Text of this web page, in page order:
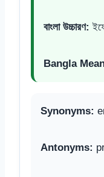
বাংলা উচ্চারণ:
Bangla
Synonyms:
Antonyms: